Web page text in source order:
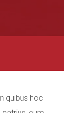
quibus hoc